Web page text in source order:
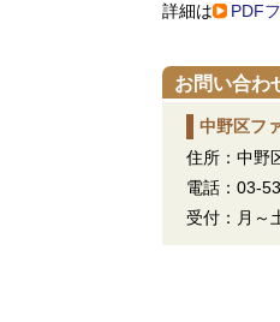
詳細は
PDF
お問い合わ
中野区フ
住所：中野
電話：03-
受付：月～